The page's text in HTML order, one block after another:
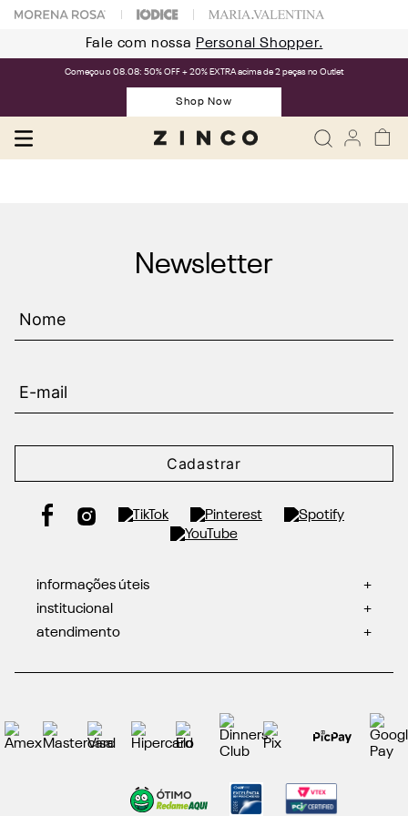
Fale com nossa Personal Shopper.
Começou o 08.08: 50% OFF + 20% EXTRA acima de 2 peças no Outlet
Shop Now
Newsletter
Cadastrar
informações úteis
+
institucional
+
atendimento
+